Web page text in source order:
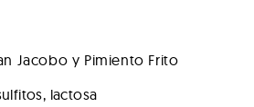
Jacobo y Pimiento Frito
lactosa